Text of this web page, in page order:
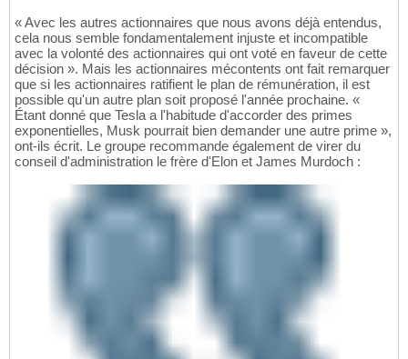
« Avec les autres actionnaires que nous avons déjà entendus,
cela nous semble fondamentalement injuste et incompatible
avec la volonté des actionnaires qui ont voté en faveur de cette
décision ». Mais les actionnaires mécontents ont fait remarquer
que si les actionnaires ratifient le plan de rémunération, il est
possible qu'un autre plan soit proposé l'année prochaine. «
Étant donné que Tesla a l'habitude d'accorder des primes
exponentielles, Musk pourrait bien demander une autre prime »,
ont-ils écrit. Le groupe recommande également de virer du
conseil d'administration le frère d'Elon et James Murdoch :